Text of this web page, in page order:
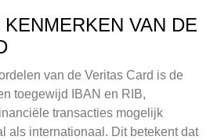
VAN DE
van de Veritas Card is de
toegewijd IBAN en RIB,
transacties mogelijk
als internationaal. Dit betekent dat